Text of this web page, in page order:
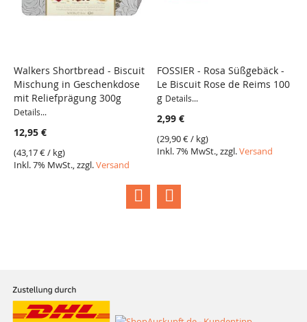
Walkers Shortbread - Biscuit
Mischung in Geschenkdose
mit Reliefprägung 300g
Details...
12,95 €
(43,17 €/ kg)
Inkl. 7% MwSt., zzgl.Versand
FOSSIER - Rosa Süßgebäck -
Le Biscuit Rose de Reims 100
g Details...
2,99 €
(29,90 €/ kg)
Inkl. 7% MwSt., zzgl.Versand